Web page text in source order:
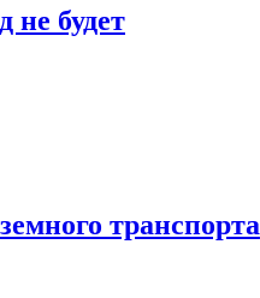
не будет
транспорта